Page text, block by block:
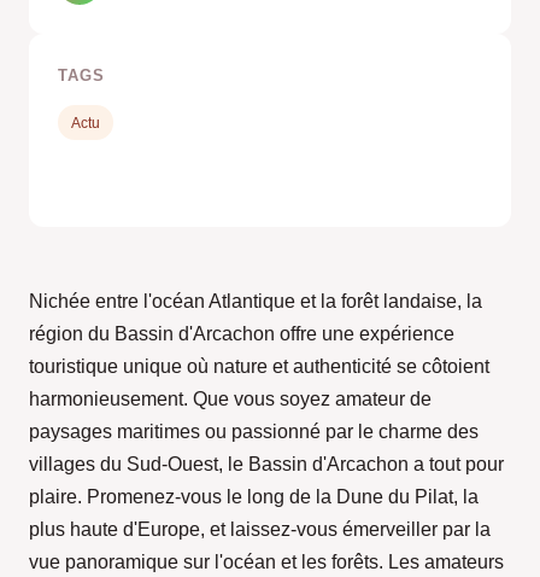
Nichée entre l'océan Atlantique et la forêt landaise, la
région du Bassin d'Arcachon offre une expérience
touristique unique où nature et authenticité se côtoient
harmonieusement. Que vous soyez amateur de
paysages maritimes ou passionné par le charme des
villages du Sud-Ouest, le Bassin d'Arcachon a tout pour
plaire. Promenez-vous le long de la Dune du Pilat, la
plus haute d'Europe, et laissez-vous émerveiller par la
vue panoramique sur l'océan et les forêts. Les amateurs
TAGS
Actu